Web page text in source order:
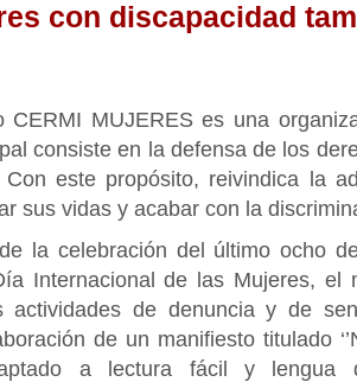
con discapacidad
CERMI MUJERES es una
consiste en la defensa de los
Con este propósito, reivindica la
sus vidas y acabar con la
la celebración del último ocho
Internacional de las Mujeres, el
actividades de denuncia y de
de un manifiesto titulado
a lectura fácil y lengua